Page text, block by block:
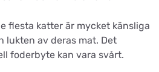
flesta katter är mycket känsliga
lukten av deras mat. Det
foderbyte kan vara svårt.